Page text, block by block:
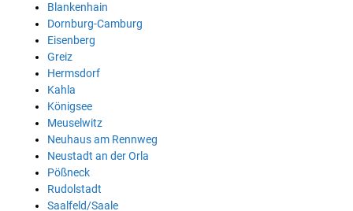
Blankenhain
Dornburg-Camburg
Eisenberg
Greiz
Hermsdorf
Kahla
Königsee
Meuselwitz
Neuhaus am Rennweg
Neustadt an der Orla
Pößneck
Rudolstadt
Saalfeld/Saale